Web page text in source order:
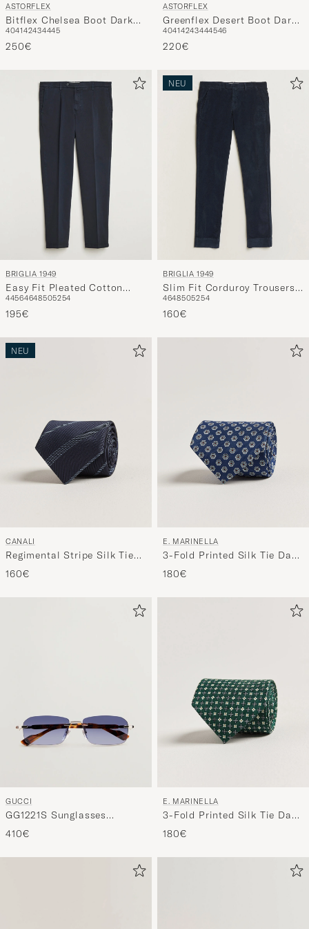
ASTORFLEX
Bitflex Chelsea Boot Dark
Brown Suede
404142434445
250€
ASTORFLEX
Greenflex Desert Boot Dark
Brown Suede
40414243444546
220€
BRIGLIA 1949
Easy Fit Pleated Cotton
Stretch Trousers Navy
44564648505254
195€
NEU
BRIGLIA 1949
Slim Fit Corduroy Trousers
Navy
4648505254
160€
NEU
CANALI
Regimental Stripe Silk Tie
Navy
160€
E. MARINELLA
3-Fold Printed Silk Tie Dark
Blue
180€
GUCCI
GG1221S Sunglasses
Havana
410€
E. MARINELLA
3-Fold Printed Silk Tie Dark
Green
180€